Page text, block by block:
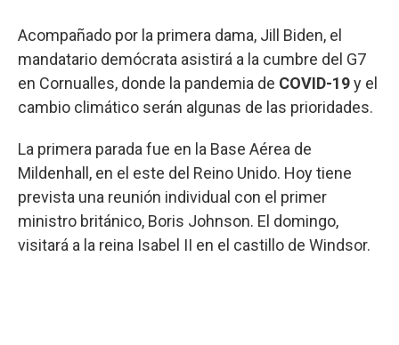
Acompañado por la primera dama, Jill Biden, el
mandatario demócrata asistirá a la cumbre del G7
en Cornualles, donde la pandemia de COVID-19y el
cambio climático serán algunas de las prioridades.
La primera parada fue en la Base Aérea de
Mildenhall, en el este del Reino Unido. Hoy tiene
prevista una reunión individual con el primer
ministro británico, Boris Johnson. El domingo,
visitará a la reina Isabel II en el castillo de Windsor.